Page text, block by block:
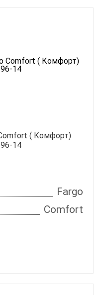
( Комфорт)
14
Fargo
Comfort